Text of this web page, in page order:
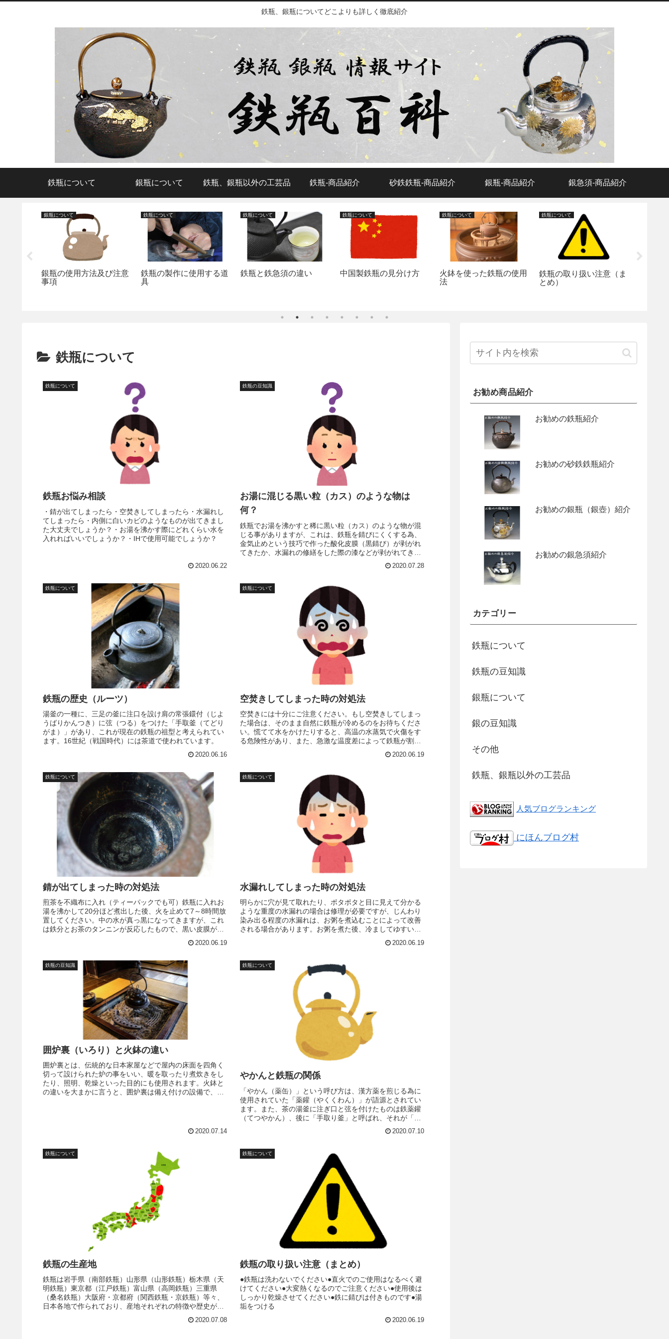
鉄瓶、銀瓶についてどこよりも詳しく徹底紹介
鉄瓶について 銀瓶について 鉄瓶、銀瓶以外の工芸品 鉄瓶‐商品紹介 砂鉄鉄瓶‐商品紹介 銀瓶‐商品紹介 銀急須‐商品紹介
銀瓶について
銀瓶の使用方法及び注意
事項
鉄瓶について
鉄瓶の製作に使用する道
具
鉄瓶について
鉄瓶と鉄急須の違い
鉄瓶について
中国製鉄瓶の見分け方
鉄瓶について
火鉢を使った鉄瓶の使用
法
鉄瓶について
鉄瓶の取り扱い注意（ま
とめ）
鉄瓶について
鉄瓶について
鉄瓶お悩み相談
・錆が出てしまったら・空焚きしてしまったら・水漏れし
てしまったら・内側に白いカビのようなものが出てきまし
た大丈夫でしょうか？・お湯を沸かす際にどれくらい水を
入れればいいでしょうか？・IHで使用可能でしょうか？
2020.06.22
鉄瓶の豆知識
お湯に混じる黒い粒（カス）のような物は
何？
鉄瓶でお湯を沸かすと稀に黒い粒（カス）のような物が混
じる事がありますが、これは、鉄瓶を錆びにくくする為、
金気止めという技巧で作った酸化皮膜（黒錆び）が剥がれ
てきたか、水漏れの修繕をした際の漆などが剥がれてきた
2020.07.28
鉄瓶について
鉄瓶の歴史（ルーツ）
湯釜の一種に、三足の釜に注口を設け肩の常張鐶付（じよ
うばりかんつき）に弦（つる）をつけた「手取釜（てどり
がま）」があり、これが現在の鉄瓶の祖型と考えられてい
ます。16世紀（戦国時代）には茶道で使われています。
2020.06.16
鉄瓶について
空焚きしてしまった時の対処法
空焚きには十分にご注意ください。もし空焚きしてしまっ
た場合は、そのまま自然に鉄瓶が冷めるのをお待ちくださ
い。慌てて水をかけたりすると、高温の水蒸気で火傷をす
る危険性があり、また、急激な温度差によって鉄瓶が割れ
2020.06.19
鉄瓶について
錆が出てしまった時の対処法
煎茶を不織布に入れ（ティーパックでも可）鉄瓶に入れお
湯を沸かして20分ほど煮出した後、火を止めて7～8時間放
置してください。中の水が真っ黒になってきますが、これ
は鉄分とお茶のタンニンが反応したもので、黒い皮膜が錆
2020.06.19
鉄瓶について
水漏れしてしまった時の対処法
明らかに穴が見て取れたり、ポタポタと目に見えて分かる
ような重度の水漏れの場合は修理が必要ですが、じんわり
染み出る程度の水漏れは、お粥を煮込むことによって改善
される場合があります。お粥を煮た後、冷ましてゆすいで
2020.06.19
鉄瓶の豆知識
囲炉裏（いろり）と火鉢の違い
囲炉裏とは、伝統的な日本家屋などで屋内の床面を四角く
切って設けられた炉の事をいい、暖を取ったり煮炊きをし
たり、照明、乾燥といった目的にも使用されます。火鉢と
の違いを大まかに言うと、囲炉裏は備え付けの設備で、火
2020.07.14
鉄瓶について
やかんと鉄瓶の関係
「やかん（薬缶）」という呼び方は、漢方薬を煎じる為に
使用されていた「薬鑵（やくくわん）」が語源とされてい
ます。また、茶の湯釜に注ぎ口と弦を付けたものは鉄薬鑵
（てつやかん）、後に「手取り釜」と呼ばれ、それが「鉄
2020.07.10
鉄瓶について
鉄瓶の生産地
鉄瓶は岩手県（南部鉄瓶）山形県（山形鉄瓶）栃木県（天
明鉄瓶）東京都（江戸鉄瓶）富山県（高岡鉄瓶）三重県
（桑名鉄瓶）大阪府・京都府（関西鉄瓶・京鉄瓶）等々、
日本各地で作られており、産地それぞれの特徴や歴史があ
2020.07.08
鉄瓶について
鉄瓶の取り扱い注意（まとめ）
●鉄瓶は洗わないでください●直火でのご使用はなるべく避
けてください●大変熱くなるのでご注意ください●使用後は
しっかり乾燥させてください●鉄に錆びは付きものです●湯
垢をつける
2020.06.19
お勧め商品紹介
お勧めの鉄瓶紹介
お勧めの砂鉄鉄瓶紹介
お勧めの銀瓶（銀壺）紹介
お勧めの銀急須紹介
カテゴリー
鉄瓶について
鉄瓶の豆知識
銀瓶について
銀の豆知識
その他
鉄瓶、銀瓶以外の工芸品
人気ブログランキング
にほんブログ村